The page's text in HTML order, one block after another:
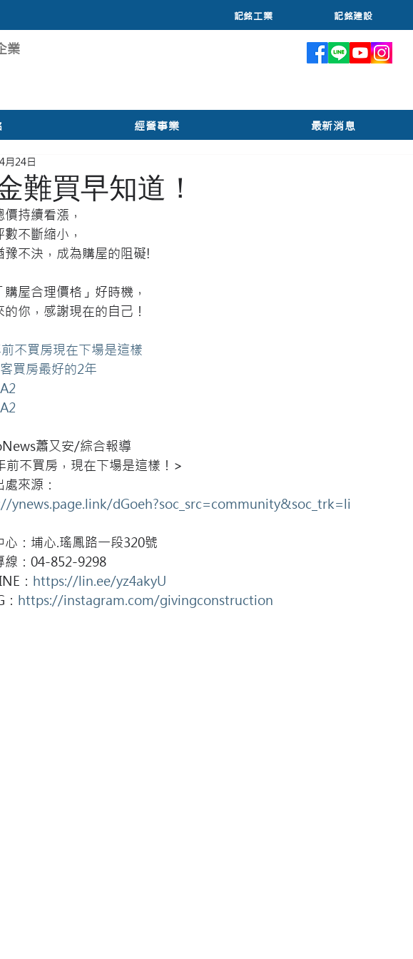
記銘工業 記銘建設
業
經營事業 最新消息
息 活動花絮
難買早知道！
月24日
價持續看漲，
數不斷縮小，
豫不決，成為購屋的阻礙!
購屋合理價格」好時機，
的你，感謝現在的自己！
不買房現在下場是這樣
買房最好的2年
蕭又安/綜合報導
前不買房，現在下場是這樣！>
來源：
ynews.page.link/dGoeh?soc_src=community&soc_trk=li
心：埔心.瑤鳳路一段320號
線：04-852-9298
： https://lin.ee/yz4akyU
https://instagram.com/givingconstruction